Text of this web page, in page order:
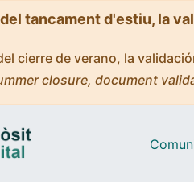
tancament d'estiu, la
cierre de verano, la
closure, document